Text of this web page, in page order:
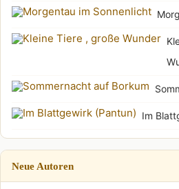
Im
Neue Autoren